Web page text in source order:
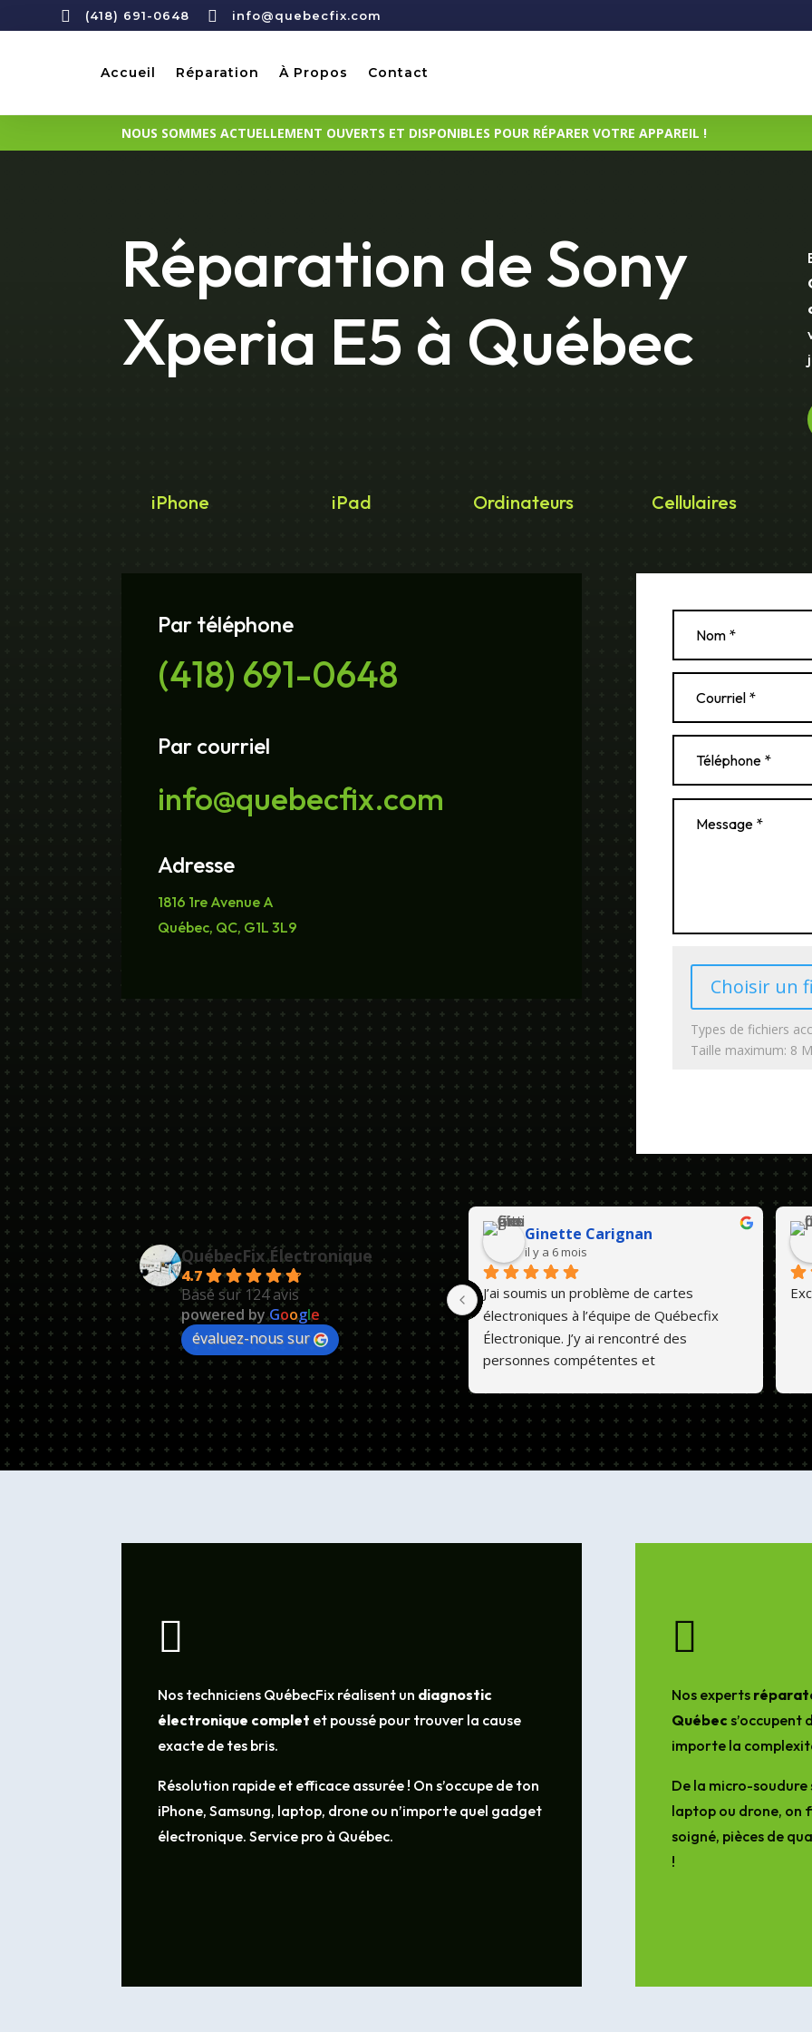
 (418) 691-0648  info@quebecfix.com
Accueil Réparation À Propos Contact
NOUS SOMMES ACTUELLEMENT OUVERTS ET DISPONIBLES POUR RÉPARER VOTRE APPAREIL !
Réparation de Sony
Xperia E5 à Québec
iPhone iPad Ordinateurs Cellulaires
Par téléphone
(418) 691-0648
Par courriel
info@quebecfix.com
Adresse
1816 1re Avenue A
Québec, QC, G1L 3L9
Choisir un
Types de fichiers
Taille maximum: 8
QuébecFix Électronique
4.7
Basé sur 124 avis
powered byGoogle
évaluez-nous sur
Ginette Carignan
il y a 6 mois
J’ai soumis un problème de cartes
électroniques à l’équipe de Québecfix
Électronique. J’y ai rencontré des
personnes compétentes et
qualité et les prix sont abordables. 💕😊

Nos techniciens QuébecFix réalisent un diagnostic
électronique complet et poussé pour trouver la cause
exacte de tes bris.
Résolution rapide et efficace assurée ! On s’occupe de ton
iPhone, Samsung, laptop, drone ou n’importe quel gadget
électronique. Service pro à Québec.

Nos experts
Québecs’occupent
importe la
De la micro-soudure
laptop ou drone, on
soigné, pièces de
!